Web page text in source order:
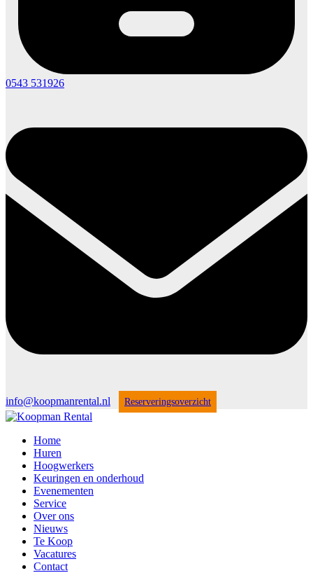
0543 531926
info@koopmanrental.nl Reserveringsoverzicht
Home
Huren
Hoogwerkers
Keuringen en onderhoud
Evenementen
Service
Over ons
Nieuws
Te Koop
Vacatures
Contact